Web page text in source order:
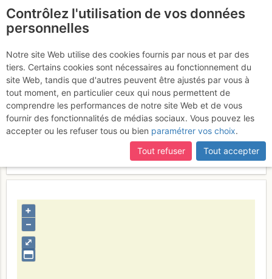
Dans le couloir Est
Activités
Contributeur
nico66
Type d'image (licence)
collaboratif (CC by-sa)
1351603682_139960607.jpg
⤢
+
–
Contrôlez l'utilisation de vos données
personnelles
Notre site Web utilise des cookies fournis par nous et par des
tiers. Certains cookies sont nécessaires au fonctionnement du
site Web, tandis que d'autres peuvent être ajustés par vous à
tout moment, en particulier ceux qui nous permettent de
comprendre les performances de notre site Web et de vous
fournir des fonctionnalités de médias sociaux. Vous pouvez les
accepter ou les refuser tous ou bien paramétrer vos choix.
Tout refuser
Tout accepter